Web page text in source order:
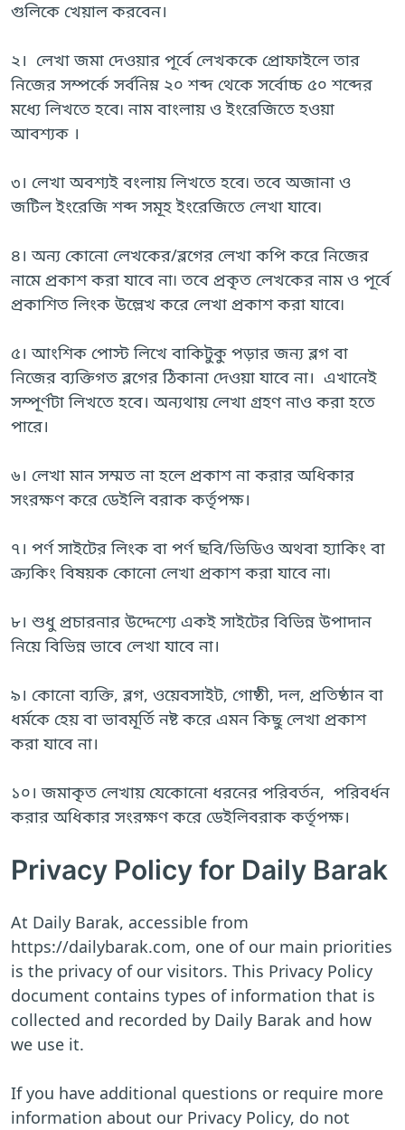
গুলিকে খেয়াল করবেন।
২। লেখা জমা দেওয়ার পূর্বে লেখককে প্রোফাইলে তার
নিজের সম্পর্কে সর্বনিম্ন ২০ শব্দ থেকে সর্বোচ্চ ৫০ শব্দের
মধ্যে লিখতে হবে৷ নাম বাংলায় ও ইংরেজিতে হওয়া
আবশ্যক ।
৩। লেখা অবশ্যই বংলায় লিখতে হবে৷ তবে অজানা ও
জটিল ইংরেজি শব্দ সমূহ ইংরেজিতে লেখা যাবে৷
৪। অন্য কোনো লেখকের/ব্লগের লেখা কপি করে নিজের
নামে প্রকাশ করা যাবে না৷ তবে প্রকৃত লেখকের নাম ও পূর্বে
প্রকাশিত লিংক উল্লেখ করে লেখা প্রকাশ করা যাবে৷
৫। আংশিক পোস্ট লিখে বাকিটুকু পড়ার জন্য ব্লগ বা
নিজের ব্যক্তিগত ব্লগের ঠিকানা দেওয়া যাবে না। এখানেই
সম্পূর্ণটা লিখতে হবে। অন্যথায় লেখা গ্রহণ নাও করা হতে
পারে।
৬। লেখা মান সম্মত না হলে প্রকাশ না করার অধিকার
সংরক্ষণ করে ডেইলি বরাক কর্তৃপক্ষ।
৭। পর্ণ সাইটের লিংক বা পর্ণ ছবি/ভিডিও অথবা হ্যাকিং বা
ক্র্যকিং বিষয়ক কোনো লেখা প্রকাশ করা যাবে না৷
৮। শুধু প্রচারনার উদ্দেশ্যে একই সাইটের বিভিন্ন উপাদান
নিয়ে বিভিন্ন ভাবে লেখা যাবে না।
৯। কোনো ব্যক্তি, ব্লগ, ওয়েবসাইট, গোষ্ঠী, দল, প্রতিষ্ঠান বা
ধর্মকে হেয় বা ভাবমূর্তি নষ্ট করে এমন কিছু লেখা প্রকাশ
করা যাবে না।
১০। জমাকৃত লেখায় যেকোনো ধরনের পরিবর্তন, পরিবর্ধন
করার অধিকার সংরক্ষণ করে ডেইলিবরাক কর্তৃপক্ষ।
Privacy Policy for Daily Barak
At Daily Barak, accessible from
https://dailybarak.com, one of our main priorities
is the privacy of our visitors. This Privacy Policy
document contains types of information that is
collected and recorded by Daily Barak and how
we use it.
If you have additional questions or require more
information about our Privacy Policy, do not